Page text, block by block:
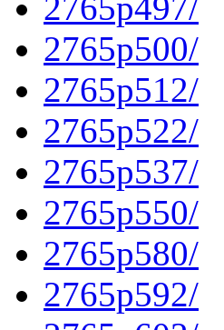
2765p500/
2765p512/
2765p522/
2765p537/
2765p550/
2765p580/
2765p592/